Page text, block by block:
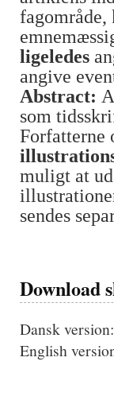
fagområde,
ligeledes
angive
Abstract:
som
Forfatterne
muligt at
sendes
Download
Dansk version:
English